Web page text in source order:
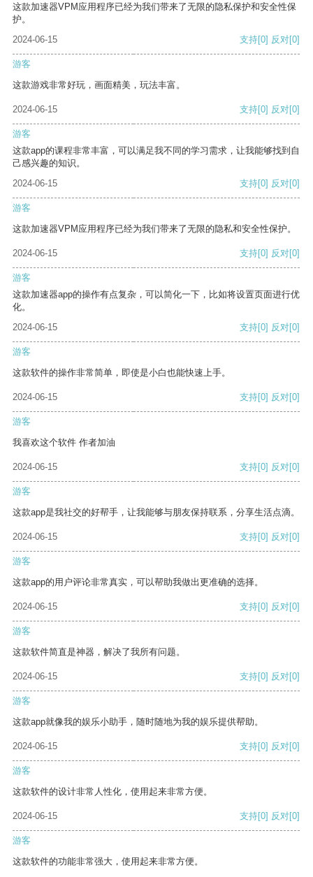
这款加速器VPM应用程序已经为我们带来了无限的隐私保护和安全性保
护。
2024-06-15
支持[0] 反对[0]
游客
这款游戏非常好玩，画面精美，玩法丰富。
2024-06-15 支持[0] 反对[0]
游客
这款app的课程非常丰富，可以满足我不同的学习需求，让我能够找到自
己感兴趣的知识。
2024-06-15
支持[0] 反对[0]
游客
这款加速器VPM应用程序已经为我们带来了无限的隐私和安全性保护。
2024-06-15 支持[0] 反对[0]
游客
这款加速器app的操作有点复杂，可以简化一下，比如将设置页面进行优
化。
2024-06-15
支持[0] 反对[0]
游客
这款软件的操作非常简单，即使是小白也能快速上手。
2024-06-15 支持[0] 反对[0]
游客
我喜欢这个软件 作者加油
2024-06-15 支持[0] 反对[0]
游客
这款app是我社交的好帮手，让我能够与朋友保持联系，分享生活点滴。
2024-06-15 支持[0] 反对[0]
游客
这款app的用户评论非常真实，可以帮助我做出更准确的选择。
2024-06-15 支持[0] 反对[0]
游客
这款软件简直是神器，解决了我所有问题。
2024-06-15 支持[0] 反对[0]
游客
这款app就像我的娱乐小助手，随时随地为我的娱乐提供帮助。
2024-06-15 支持[0] 反对[0]
游客
这款软件的设计非常人性化，使用起来非常方便。
2024-06-15 支持[0] 反对[0]
游客
这款软件的功能非常强大，使用起来非常方便。